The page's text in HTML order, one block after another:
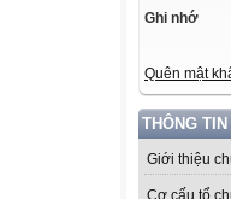
Ghi nhớ
Quên mật
THÔNG TIN
Giới thiệu
Cơ cấu tổ